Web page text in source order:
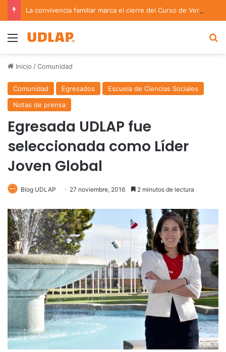
Menu
Inicio /Comunidad
Comunidad Egresados
Escuela de Ciencias Sociales
Notas de prensa
Egresada UDLAP fue
seleccionada como Líder
Joven Global
Blog UDLAP 27 noviembre, 2016 2 minutos de lectura